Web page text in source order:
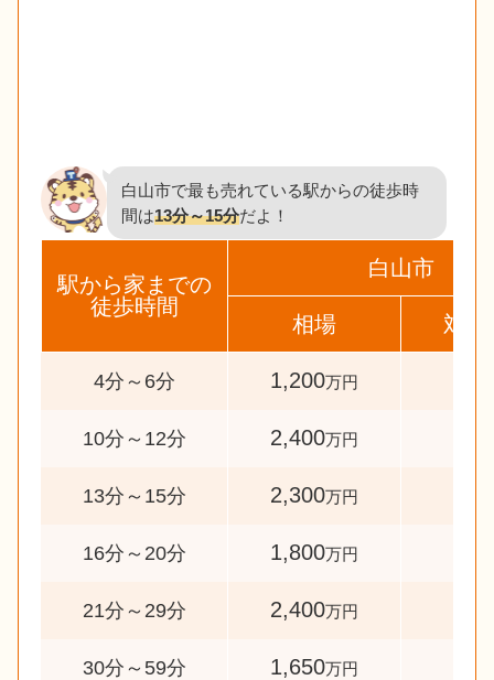
白山市で最も売れている駅からの徒歩時
間は13分～15分だよ！
駅から家までの
徒歩時間
白山市
相場 対象
4分～6分 1,200万円
10分～12分 2,400万円
13分～15分 2,300万円
16分～20分 1,800万円
21分～29分 2,400万円
30分～59分 1,650万円